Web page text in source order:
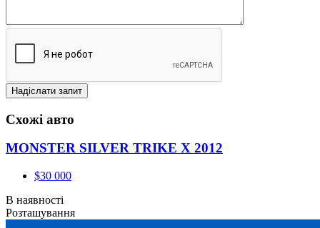
Схожі авто
MONSTER SILVER TRIKE X 2012
$30 000
В наявності
Розташування